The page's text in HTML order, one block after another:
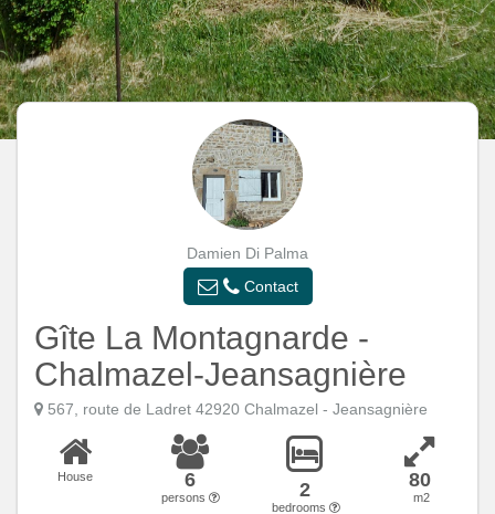
Damien Di Palma
Contact
Gîte La Montagnarde -
Chalmazel-Jeansagnière
567, route de Ladret 42920 Chalmazel - Jeansagnière
House 6
persons 2
bedrooms
80
m2